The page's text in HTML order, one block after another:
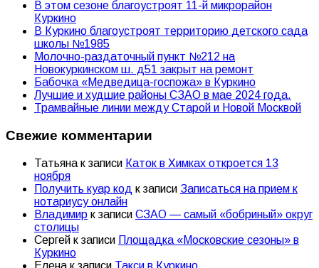
В этом сезоне благоустроят 11-й микрорайон
Куркино
В Куркино благоустроят территорию детского сада
школы №1985
Молочно-раздаточный пункт №212 на
Новокуркинском ш. д51 закрыт на ремонт
Бабочка «Медведица-госпожа» в Куркино
Лучшие и худшие районы СЗАО в мае 2024 года.
Трамвайные линии между Старой и Новой Москвой
Свежие комментарии
Татьяна к записи Каток в Химках откроется 13
ноября
Получить куар код к записи Записаться на прием к
нотариусу онлайн
Владимир к записи СЗАО — самый «бобриный» округ
столицы
Сергей к записи Площадка «Московские сезоны» в
Куркино